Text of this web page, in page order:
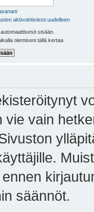
aktivointiviesti uudelleen
sisään.
olemiseni tällä kertaa
vie vain
säännöt.